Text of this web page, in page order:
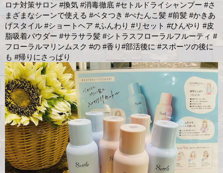
ロナ対策サロン #換気 #消毒徹底 #セトルドライシャンプー #さ
まざまなシーンで使える #ベタつき #ぺたんこ髪 #前髪 #かきあ
げスタイル #ショートヘア #ふんわり #リセット #ひんやり #皮
脂吸着パウダー #サラサラ髪 #シトラスフローラルフルーティ #
フローラルマリンムスク #の #香り#部活後に #スポーツの後に
も #帰りにさっぱり